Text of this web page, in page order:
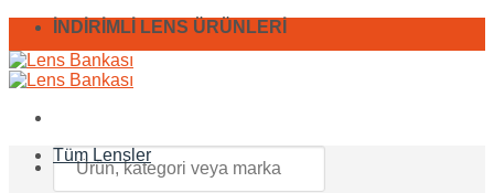
İçeriğeİNDİRİMLİ LENS ÜRÜNLERİ
Ara:
Tüm Lensler